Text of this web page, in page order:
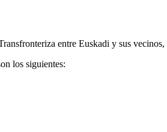
entre Euskadi y sus
los siguientes: